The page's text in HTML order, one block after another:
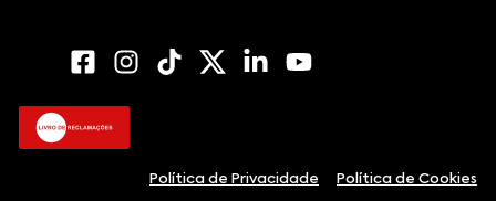
Política de Privacidade Política de Cookies